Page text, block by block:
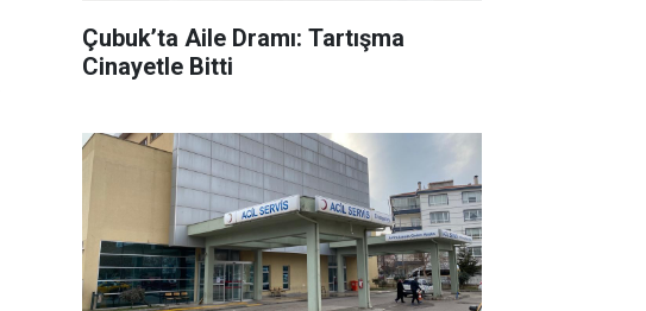
Çubuk’ta Aile Dramı: Tartışma
Cinayetle Bitti